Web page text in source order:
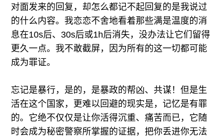
对面发来的回复，却怎么都记不起回复的是我说过
的什么内容。我恋恋不舍地看着那些满是温度的消
息在10s后、30s后或1h后消失，没办法让它们留得
更久一点。我不敢截屏，因为所有的这一切都可能
成为罪证。
忘记是暴行，是的，是暴政的帮凶、共谋！但是生
活在这个国家，更难以回避的现实是，记忆是有罪
的。它绝不仅仅是让你活得沉重、痛苦而已，它随
时会成为秘密警察所掌握的证据，把你丢进你无法